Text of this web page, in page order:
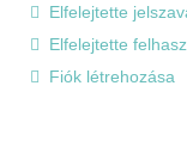
Elfelejtette
Elfelejtette
Fiók létrehozása